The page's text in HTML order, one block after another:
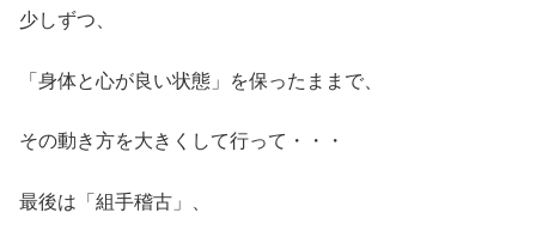
少しずつ、
「身体と心が良い状態」を保ったままで、
その動き方を大きくして行って・・・
最後は「組手稽古」、